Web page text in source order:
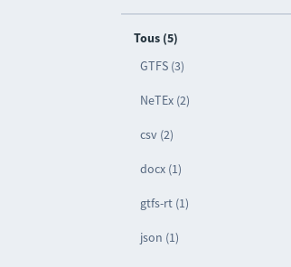
Tous (5)
GTFS (3)
NeTEx (2)
csv (2)
docx (1)
gtfs-rt (1)
json (1)